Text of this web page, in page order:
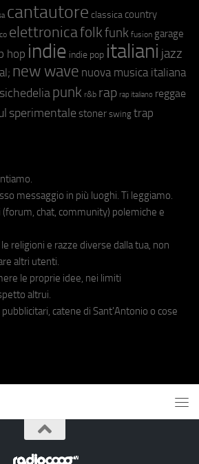
cantautore classica country
elettronicafolkfunk fusion garage
hop indie indie pop italiani jazz
new wave nuova musica italiana
punk r&b rap rap italiano reggae
sperimentale stoner swing trap
messaggio in più luoghi. Ti leggiamo.
(forum, chat, community) polemiche e
religioni e razze diverse dalla tua, non
altri utenti.
le proprie idee, nei limiti
altrui.
catene di Sant'Antonio o cose